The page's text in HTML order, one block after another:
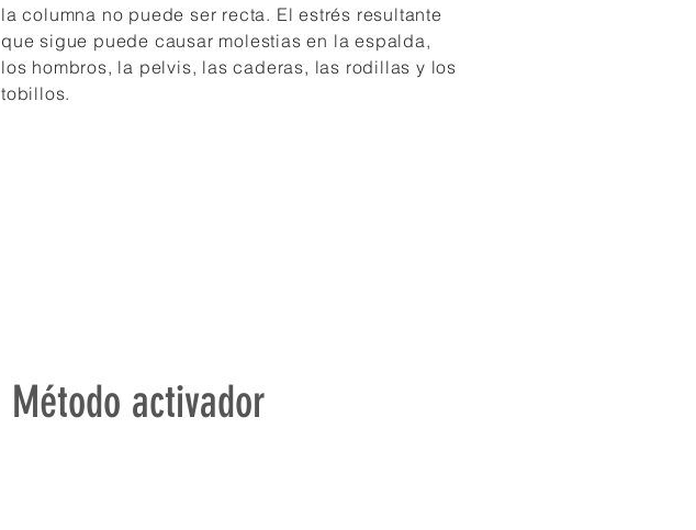
la columna no puede ser recta. El estrés resultante
que sigue puede causar molestias en la espalda,
los hombros, la pelvis, las caderas, las rodillas y los
tobillos.
Método activador